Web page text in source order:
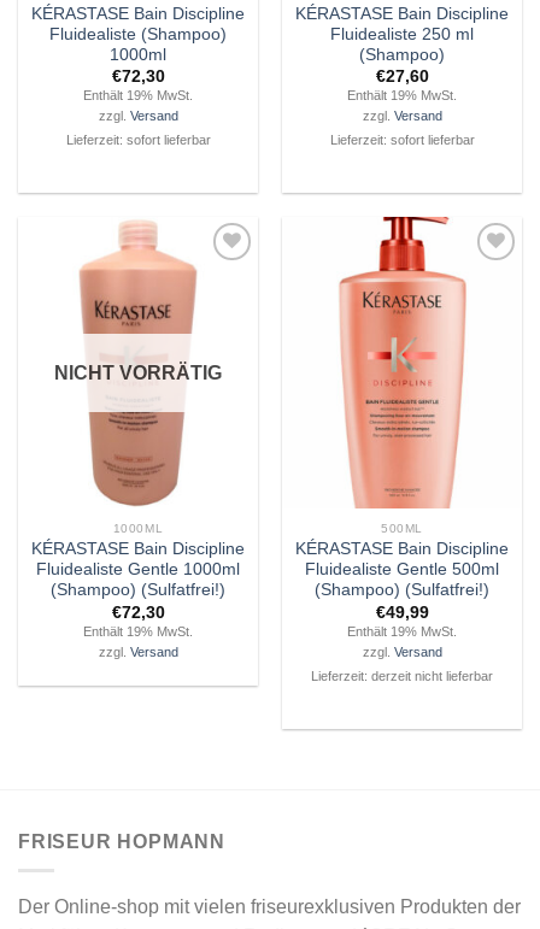
KÉRASTASE Bain Discipline
Fluidealiste (Shampoo)
1000ml
€72,30
Enthält 19% MwSt.
zzgl. Versand
Lieferzeit: sofort lieferbar
KÉRASTASE Bain Discipline
Fluidealiste 250 ml
(Shampoo)
€27,60
Enthält 19% MwSt.
zzgl. Versand
Lieferzeit: sofort lieferbar
Wunschliste
hinzufügen
NICHT VORRÄTIG
1000ML
KÉRASTASE Bain Discipline
Fluidealiste Gentle 1000ml
(Shampoo) (Sulfatfrei!)
€72,30
Enthält 19% MwSt.
zzgl. Versand
500ML
KÉRASTASE Bain Discipline
Fluidealiste Gentle 500ml
(Shampoo) (Sulfatfrei!)
€49,99
Enthält 19% MwSt.
zzgl. Versand
Lieferzeit: derzeit nicht lieferbar
FRISEUR HOPMANN
Der Online-shop mit vielen friseurexklusiven Produkten der